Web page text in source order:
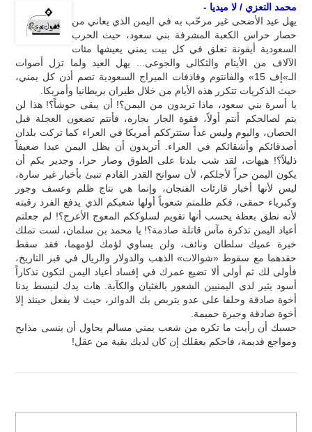
محمد التعزي / لا ميديا -
يهل عيد الأضحى غير مرحّب به في اليمن الذي يعاني من
حصار حراس الكعبة المشرفة بني سعود، حيث الحرب
السعودية أيقونة تعلق في كل بيت يمني يعيشها مئات
الآلاف من الأيتام والثكالى والجوعى... يهل العيد ولما تزل أصوات
الـ»إف 15» والفانتوم وقاذفات الميراج السعودية تصم أذن كل يمني،
حيث الذكريات تتكرر هذه الأيام من خلال طيران بريطانيا وأمريكا.
يا أسرة بني سعود، ماذا تريدون من اليمن؟! أن يبقى حوشاً؟! هذا لن
يتم لصالحكم أنتم أولاً، فقوة الجار بجاره، فأنتم تضعون العجلة قبل
الحصان، واليوم وليس غداً ستترككم أمريكا في العراء كما تركت بلدان
أصدقائكم وأشقائكم في العراء. أتريدون أن يظل اليمن عبدا ضعيفاً
ذليلاً؟! هيهات، لقد شب بلدنا على الطوق وصار حرا، وجدير بكم أن
يكون اليمن حراً لأجلكم، لأن سوانح القدر القادم تنبئ بأخبار غير سارة،
ليس لأنها أخبار قارئات الفنجان، وإنما هي نتاج ظلم وعسف وجور
وكبرياء حمقى، فكم ظلمتم شعوباً أولها شعبكم الذي يدفع الفرد رقبته
لأنه نطق بعظة يحسب أنها تقويم لسلوككم المعوج الأعرج؟! لم جعلتم
أعياد اليمن تذكرة مآس قاتلة صادمة؟! يا محمد بن سلمان، لست تملك
خبرة عميك سلطان ونائف، ولن يساوي لؤمك لؤمهما، فقد سقط
حقدهما مع سقوط «شوالات» الذهب والدولار والريال في قبر التاريخ،
فأولى لك ثم أولى ألا تضيع عمرك في إفساد أعياد اليمن لتكون تذكاراً
أسود يثير لدى اليمنيين الشعور بالغثيان والكآبة. هات يدك لنبسط يدنا
أخوة صادقة وحلفا على عدو يتربص بك الدوائر، حيث لا يفعل حينئذ إلا
أخوة صادقة وجيرة حميمة.
حسبك أن رأيت ما تكره من شعب يمني مسالم يحاول أن ينسى مذابح
ومواجع قديمة، فاحكم بعقلك إن كان لديك بقية من عقل!